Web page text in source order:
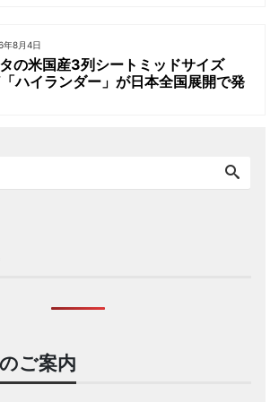
年8月4日
の米国産3列シートミッドサイズ
ハイランダー」が日本全国展開で発
ご案内